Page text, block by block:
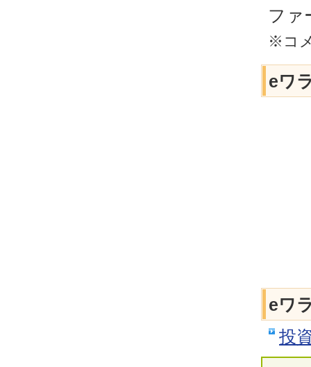
ファ
※コ
eワ
eワ
投